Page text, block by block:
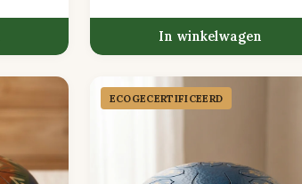
In winkelwagen
ECOGECER­TIFICEERD